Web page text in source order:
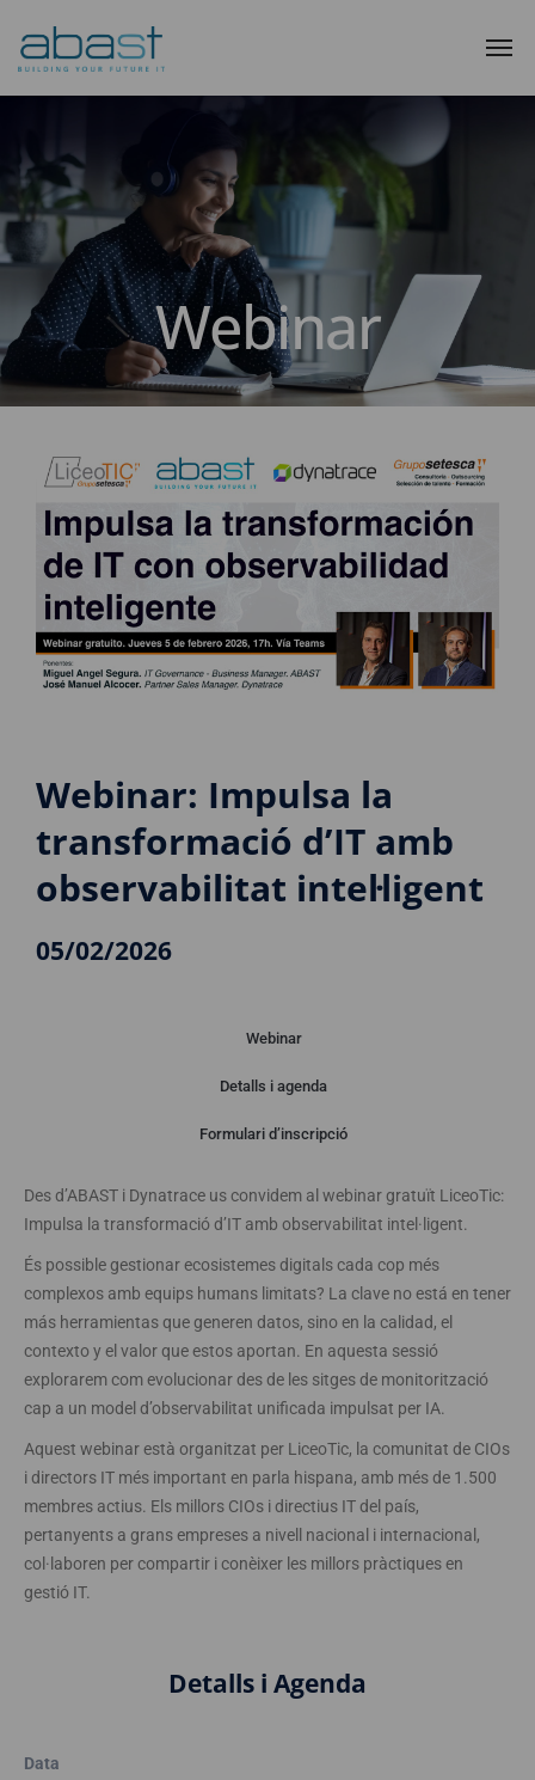
Webinar
Webinar: Impulsa la
transformació d’IT amb
observabilitat intel·ligent
05/02/2026
Webinar
Detalls i agenda
Formulari d’inscripció
Des d’ABAST i Dynatrace us convidem al webinar gratuït LiceoTic:
Impulsa la transformació d’IT amb observabilitat intel·ligent.
És possible gestionar ecosistemes digitals cada cop més
complexos amb equips humans limitats? La clave no está en tener
más herramientas que generen datos, sino en la calidad, el
contexto y el valor que estos aportan. En aquesta sessió
explorarem com evolucionar des de les sitges de monitorització
cap a un model d’observabilitat unificada impulsat per IA.
Aquest webinar està organitzat per LiceoTic, la comunitat de CIOs
i directors IT més important en parla hispana, amb més de 1.500
membres actius. Els millors CIOs i directius IT del país,
pertanyents a grans empreses a nivell nacional i internacional,
col·laboren per compartir i conèixer les millors pràctiques en
gestió IT.
Detalls i Agenda
Data